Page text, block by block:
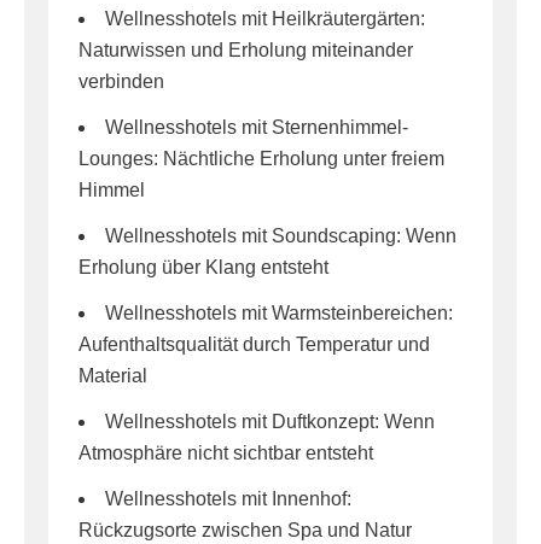
Wellnesshotels mit Heilkräutergärten:
Naturwissen und Erholung miteinander
verbinden
Wellnesshotels mit Sternenhimmel-
Lounges: Nächtliche Erholung unter freiem
Himmel
Wellnesshotels mit Soundscaping: Wenn
Erholung über Klang entsteht
Wellnesshotels mit Warmsteinbereichen:
Aufenthaltsqualität durch Temperatur und
Material
Wellnesshotels mit Duftkonzept: Wenn
Atmosphäre nicht sichtbar entsteht
Wellnesshotels mit Innenhof:
Rückzugsorte zwischen Spa und Natur